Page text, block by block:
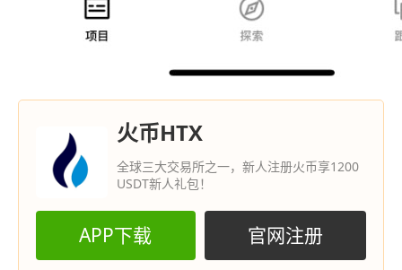
火币HTX
全球三大交易所之一，新人注册火币享1200
USDT新人礼包！
APP下载 官网注册